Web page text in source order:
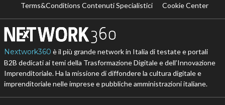
Terms&Conditions Contenuti Specialistici
Cookie Center
Nextwork360 è il più grande network in Italia di testate e portali
B2B dedicati ai temi della Trasformazione Digitale e dell’Innovazione
Imprenditoriale. Ha la missione di diffondere la cultura digitale e
imprenditoriale nelle imprese e pubbliche amministrazioni italiane.